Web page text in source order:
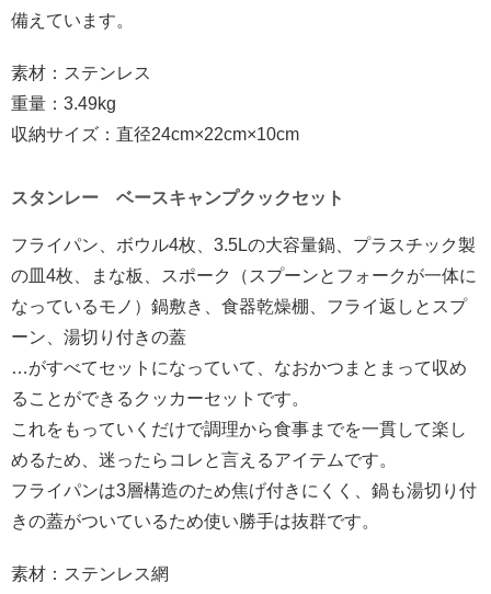
備えています。
素材：ステンレス
重量：3.49kg
収納サイズ：直径24cm×22cm×10cm
スタンレー ベースキャンプクックセット
フライパン、ボウル4枚、3.5Lの大容量鍋、プラスチック製
の皿4枚、まな板、スポーク（スプーンとフォークが一体に
なっているモノ）鍋敷き、食器乾燥棚、フライ返しとスプ
ーン、湯切り付きの蓋
…がすべてセットになっていて、なおかつまとまって収め
ることができるクッカーセットです。
これをもっていくだけで調理から食事までを一貫して楽し
めるため、迷ったらコレと言えるアイテムです。
フライパンは3層構造のため焦げ付きにくく、鍋も湯切り付
きの蓋がついているため使い勝手は抜群です。
素材：ステンレス網